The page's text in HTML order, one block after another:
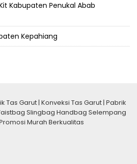
Kabupaten Penukal Abab
Kepahiang
Tas Garut | Konveksi Tas Garut | Pabrik
Slingbag Handbag Selempang
Murah Berkualitas